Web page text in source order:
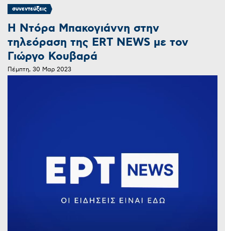
συνεντεύξεις
Η Ντόρα Μπακογιάννη στην
τηλεόραση της ERT NEWS με τον
Γιώργο Κουβαρά
Πέμπτη, 30 Μαρ 2023